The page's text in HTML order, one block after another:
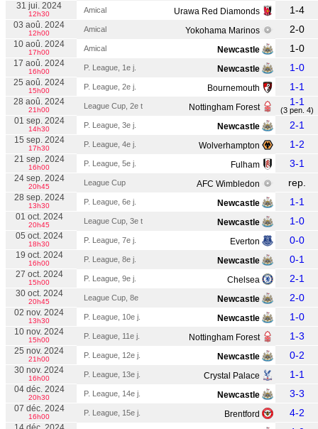
31 jui. 2024
12h30 Amical Urawa Red Diamonds 1-4
03 aoû. 2024
12h00 Amical Yokohama Marinos 2-0
10 aoû. 2024
17h00 Amical Newcastle 1-0
17 aoû. 2024
16h00 P. League, 1e j. Newcastle 1-0
25 aoû. 2024
15h00 P. League, 2e j. Bournemouth 1-1
28 aoû. 2024
21h00 League Cup, 2e t Nottingham Forest 1-1
(3 pen. 4)
01 sep. 2024
14h30 P. League, 3e j. Newcastle 2-1
15 sep. 2024
17h30 P. League, 4e j. Wolverhampton 1-2
21 sep. 2024
16h00 P. League, 5e j. Fulham 3-1
24 sep. 2024
20h45 League Cup AFC Wimbledon rep.
28 sep. 2024
13h30 P. League, 6e j. Newcastle 1-1
01 oct. 2024
20h45 League Cup, 3e t Newcastle 1-0
05 oct. 2024
18h30 P. League, 7e j. Everton 0-0
19 oct. 2024
16h00 P. League, 8e j. Newcastle 0-1
27 oct. 2024
15h00 P. League, 9e j. Chelsea 2-1
30 oct. 2024
20h45 League Cup, 8e Newcastle 2-0
02 nov. 2024
13h30 P. League, 10e j. Newcastle 1-0
10 nov. 2024
15h00 P. League, 11e j. Nottingham Forest 1-3
25 nov. 2024
21h00 P. League, 12e j. Newcastle 0-2
30 nov. 2024
16h00 P. League, 13e j. Crystal Palace 1-1
04 déc. 2024
20h30 P. League, 14e j. Newcastle 3-3
07 déc. 2024
16h00 P. League, 15e j. Brentford 4-2